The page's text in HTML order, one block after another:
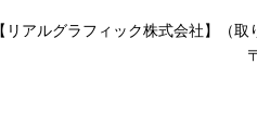
【リアルグラフィック株式会社】（